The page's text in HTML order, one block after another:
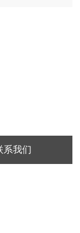
系我们